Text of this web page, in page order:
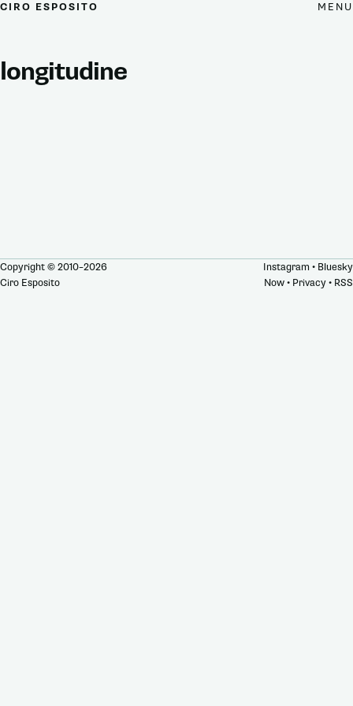
CIRO ESPOSITO MENU
longitudine
Copyright © 2010–2026
Ciro Esposito
Instagram • Bluesky
Now• Privacy• RSS